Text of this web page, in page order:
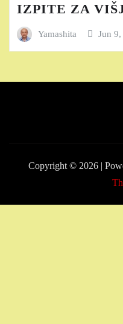
IZPITE ZA
Yamashita Jun
Copyright © 2026 |